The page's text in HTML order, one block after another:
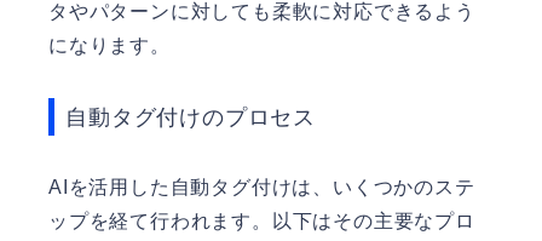
タやパターンに対しても柔軟に対応できるよう
になります。
自動タグ付けのプロセス
AIを活用した自動タグ付けは、いくつかのステ
ップを経て行われます。以下はその主要なプロ